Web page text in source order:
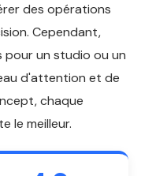
des opérations
Cependant,
pour un studio ou un
d'attention et de
chaque
le meilleur.